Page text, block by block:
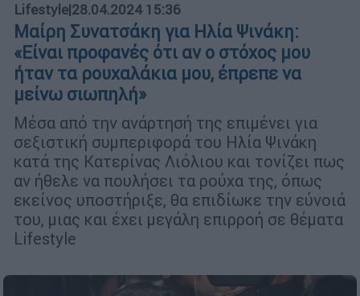
Lifestyle|28.04.2024 15:36
Μαίρη Συνατσάκη για Ηλία Ψινάκη:
«Είναι προφανές ότι αν ο στόχος μου
ήταν τα ρουχαλάκια μου, έπρεπε να
μείνω σιωπηλή»
Μέσα από την ανάρτησή της επιμένει για
σεξιστική συμπεριφορά του Ηλία Ψινάκη
κατά της Κατερίνας Λιόλιου και τονίζει πως
αν ήθελε να πουλήσει τα ρούχα της, όπως
εκείνος υποστήριξε, θα επιδίωκε την εύνοιά
του, μιας και έχει μεγάλη επιρροή σε θέματα
Lifestyle